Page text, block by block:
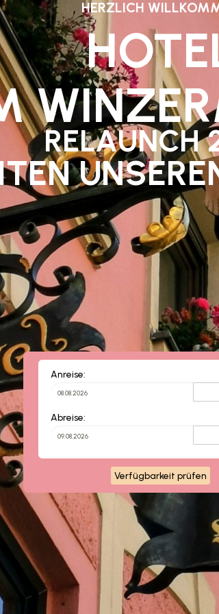
HERZLICH
RELAUNCH
Anreise:
Abreise:
Verfügbarkeit prüfen